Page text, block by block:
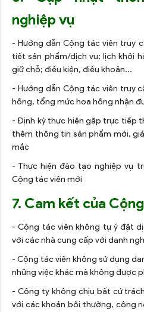
nghiệp vụ
- Hướng dẫn Cộng tác viên truy
tiết sản phẩm/dịch vu; lịch khởi
giữ chỗ; điều kiện, điều khoản...
- Hướng dẫn Cộng tác viên truy
hồng, tổng mức hoa hồng nhận
- Định kỳ thực hiện gặp trực tiếp
thêm thông tin sản phẩm mới,
mắc
- Thực hiện đào tạo nghiệp vụ
Cộng tác viên mới
7. Cam kết của
- Cộng tác viên không tự ý đặt
với các nhà cung cấp với danh
- Cộng tác viên không sử dụng
những việc khác mà không được
- Công ty không chịu bất cứ
với các khoản bồi thường, công